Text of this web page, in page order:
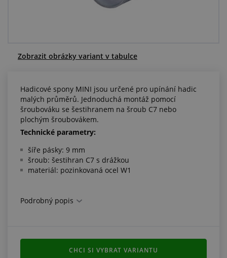
O nás a kariéra
Zobrazit obrázky variant v tabulce
Hadicové spony MINI jsou určené pro upínání hadic
malých průměrů. Jednoduchá montáž pomocí
šroubováku se šestihranem na šroub C7 nebo
plochým šroubovákem.
Technické parametry:
šíře pásky: 9 mm
šroub: šestihran C7 s drážkou
materiál: pozinkovaná ocel W1
Podrobný popis
CHCI SI VYBRAT VARIANTU